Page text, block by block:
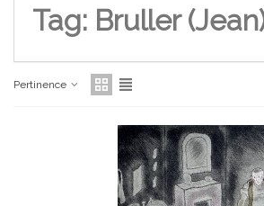
Tag: Bruller
Pertinence